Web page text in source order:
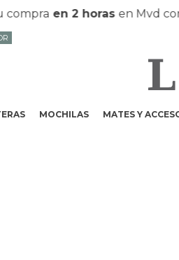
en 2 horasen Mvd con
MOCHILAS MATES Y